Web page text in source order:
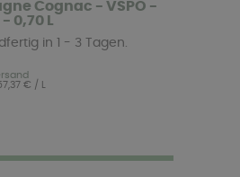
Cognac - VSPO -
0,70 L
in 1 - 3 Tagen.
€ / L